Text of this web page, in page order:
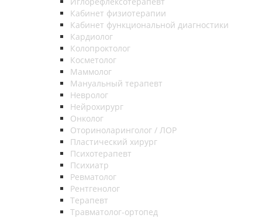
Кабинет физиотерапии
Кабинет функциональной диагностики
Кардиолог
Колопроктолог
Косметолог
Маммолог
Мануальный терапевт
Невролог
Нейрохирург
Онколог
Оториноларинголог / ЛОР
Пластический хирург
Психотерапевт
Психиатр
Ревматолог
Рентгенолог
Терапевт
Травматолог-ортопед